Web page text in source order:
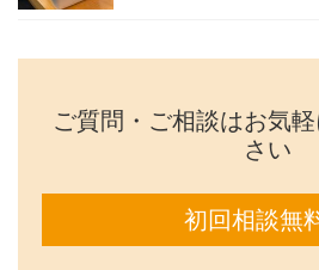
ご質問・ご相談はお気
さい
初回相談無